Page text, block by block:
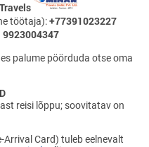
töötaja):+77391023227
9923004347
palume pöörduda otse oma
reisi lõppu; soovitatav on
Arrival Card) tuleb eelnevalt